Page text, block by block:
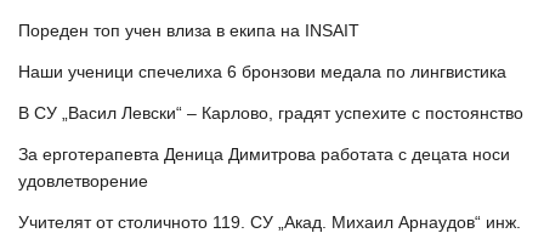
Пореден топ учен влиза в екипа на INSAIT
Наши ученици спечелиха 6 бронзови медала по лингвистика
В СУ „Васил Левски“ – Карлово, градят успехите с постоянство
За ерготерапевта Деница Димитрова работата с децата носи
удовлетворение
Учителят от столичното 119. СУ „Акад. Михаил Арнаудов“ инж.